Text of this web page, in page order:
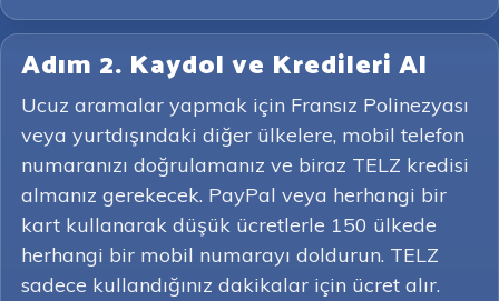
Adım 2. Kaydol ve Kredileri Al
Ucuz aramalar yapmak için Fransız Polinezyası
veya yurtdışındaki diğer ülkelere, mobil telefon
numaranızı doğrulamanız ve biraz TELZ kredisi
almanız gerekecek. PayPal veya herhangi bir
kart kullanarak düşük ücretlerle 150 ülkede
herhangi bir mobil numarayı doldurun. TELZ
sadece kullandığınız dakikalar için ücret alır.